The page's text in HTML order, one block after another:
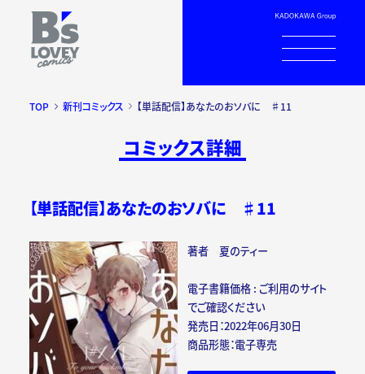
TOP 新刊コミックス 【単話配信】あなたのおソバに ♯11
コミックス詳細
【単話配信】あなたのおソバに ♯11
著者 夏のティー
電子書籍価格 : ご利用のサイト
でご確認ください
発売日：2022年06月30日
商品形態：電子専売